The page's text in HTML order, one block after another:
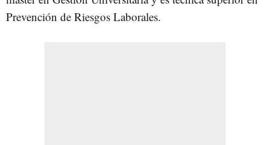
Prevención de Riesgos Laborales.